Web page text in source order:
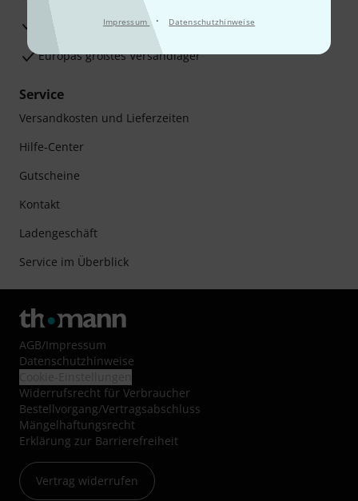
Impressum · Datenschutzhinweise
Zufriedenheitsgarantie
Europas größtes Versandlager
Service
Versandkosten und Lieferzeiten
Hilfe-Center
Gutscheine
Kontakt
Ladengeschäft
Service im Überblick
AGB/Impressum
Datenschutzhinweise
Widerrufsrecht für Verbraucher
Bestellvorgang/Vertragsabschluss
Mängelhaftungsrecht
Erklärung zur Barrierefreiheit
Vertrag widerrufen